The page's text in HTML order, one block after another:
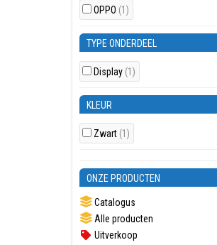
OPPO (1)
TYPE ONDERDEEL
Display (1)
KLEUR
Zwart (1)
ONZE PRODUCTEN
Catalogus
Alle producten
Uitverkoop